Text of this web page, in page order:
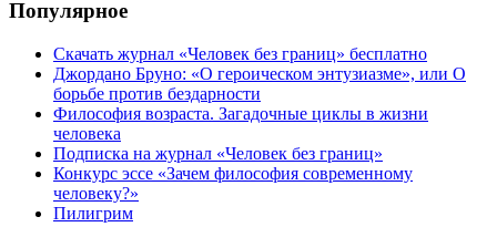
Популярное
Скачать журнал «Человек без границ» бесплатно
Джордано Бруно: «О героическом энтузиазме», или О
борьбе против бездарности
Философия возраста. Загадочные циклы в жизни
человека
Подписка на журнал «Человек без границ»
Конкурс эссе «Зачем философия современному
человеку?»
Пилигрим